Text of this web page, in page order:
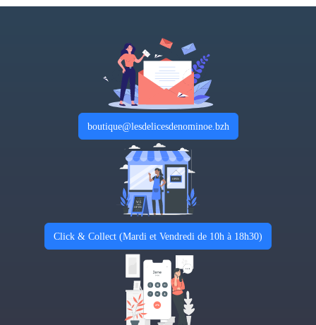
boutique@lesdelicesdenominoe.bzh
Click & Collect (Mardi et Vendredi de 10h à 18h30)